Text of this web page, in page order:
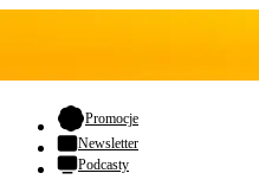
Promocje- otwiera się w nowej
Newsletter
Podcasty